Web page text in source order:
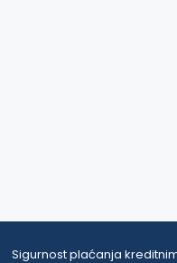
Sigurnost plaćanja